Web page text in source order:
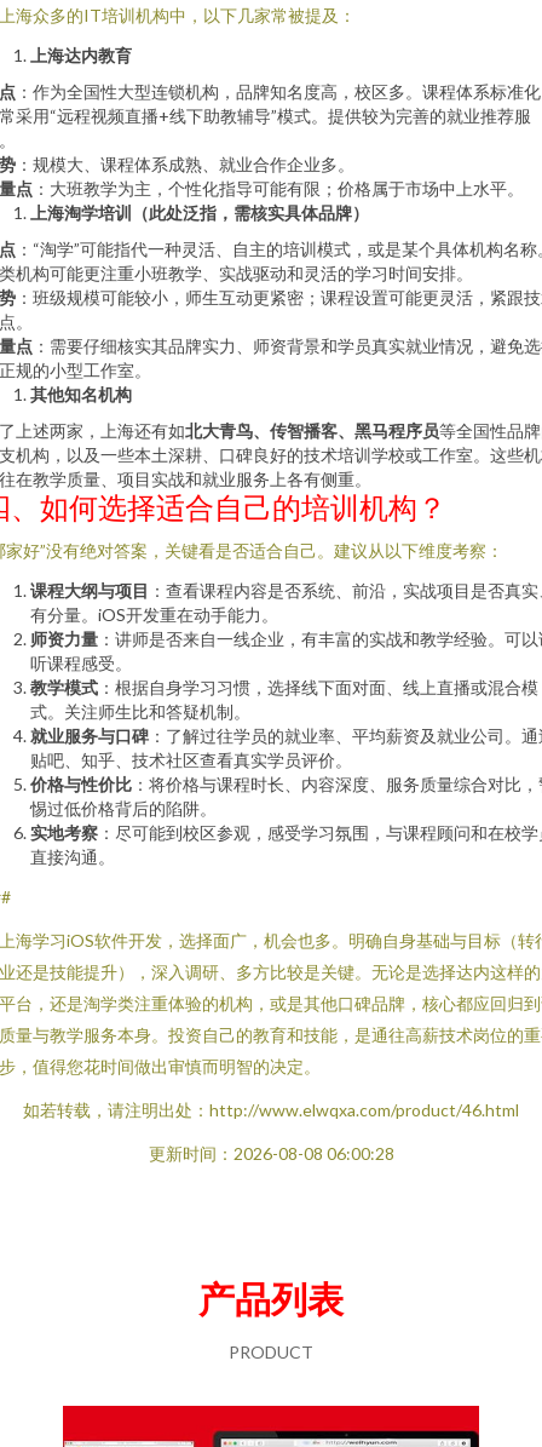
海众多的IT培训机构中，以下几家常被提及：
上海达内教育
：作为全国性大型连锁机构，品牌知名度高，校区多。课程体系标准
采用“远程视频直播+线下助教辅导”模式。提供较为完善的就业推荐服
：规模大、课程体系成熟、就业合作企业多。
点 ：大班教学为主，个性化指导可能有限；价格属于市场中上水平。
上海淘学培训（此处泛指，需核实具体品牌）
：“淘学”可能指代一种灵活、自主的培训模式，或是某个具体机构名称
机构可能更注重小班教学、实战驱动和灵活的学习时间安排。
：班级规模可能较小，师生互动更紧密；课程设置可能更灵活，紧跟
。
点 ：需要仔细核实其品牌实力、师资背景和学员真实就业情况，避免
规的小型工作室。
其他知名机构
上述两家，上海还有如北大青鸟、传智播客、黑马程序员等全国性品
机构，以及一些本土深耕、口碑良好的技术培训学校或工作室。这些
在教学质量、项目实战和就业服务上各有侧重。
、如何选择适合自己的培训机构？
家好”没有绝对答案，关键看是否适合自己。建议从以下维度考察：
课程大纲与项目 ：查看课程内容是否系统、前沿，实战项目是否真实
有分量。iOS开发重在动手能力。
师资力量 ：讲师是否来自一线企业，有丰富的实战和教学经验。可以
听课程感受。
教学模式 ：根据自身学习习惯，选择线下面对面、线上直播或混合模
式。关注师生比和答疑机制。
就业服务与口碑 ：了解过往学员的就业率、平均薪资及就业公司。通
贴吧、知乎、技术社区查看真实学员评价。
价格与性价比 ：将价格与课程时长、内容深度、服务质量综合对比，
惕过低价格背后的陷阱。
实地考察 ：尽可能到校区参观，感受学习氛围，与课程顾问和在校学
直接沟通。
海学习iOS软件开发，选择面广，机会也多。明确自身基础与目标（转
还是技能提升），深入调研、多方比较是关键。无论是选择达内这样
台，还是淘学类注重体验的机构，或是其他口碑品牌，核心都应回归
量与教学服务本身。投资自己的教育和技能，是通往高薪技术岗位的
，值得您花时间做出审慎而明智的决定。
如若转载，请注明出处：http://www.elwqxa.com/product/46.html
更新时间：2026-08-08 06:00:28
产品列表
PRODUCT